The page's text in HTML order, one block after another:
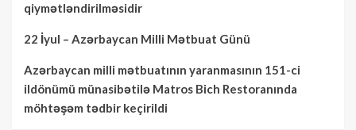
qiymətləndirilməsidir
22 İyul – Azərbaycan Milli Mətbuat Günü
Azərbaycan milli mətbuatının yaranmasının 151-ci
ildönümü münasibətilə Matros Bich Restoranında
möhtəşəm tədbir keçirildi